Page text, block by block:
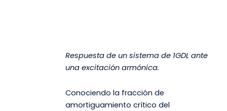
Respuesta de un sistema de 1GDL ante
una excitación armónica.
Conociendo la fracción de
amortiguamiento crítico del